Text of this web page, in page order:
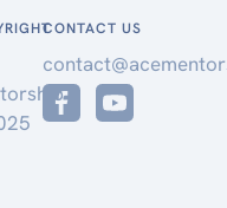
CONTACT US